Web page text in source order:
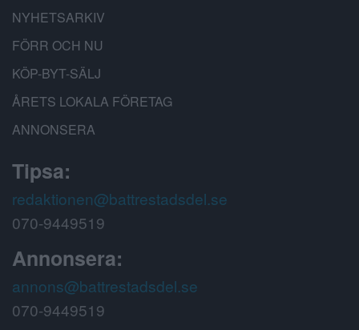
NYHETSARKIV
FÖRR OCH NU
KÖP-BYT-SÄLJ
ÅRETS LOKALA FÖRETAG
ANNONSERA
Tipsa:
redaktionen@battrestadsdel.se
070-9449519
Annonsera:
annons@battrestadsdel.se
070-9449519